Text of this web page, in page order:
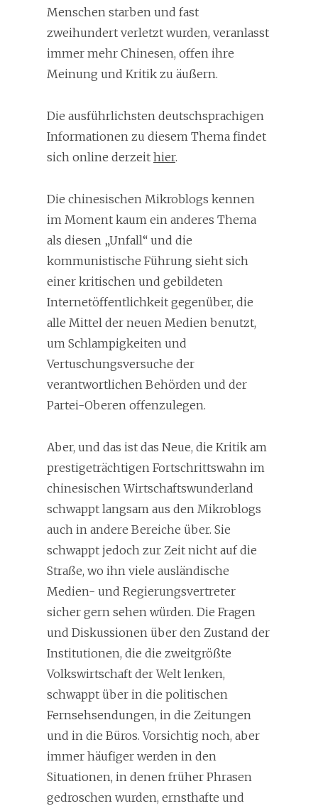
Menschen starben und fast
zweihundert verletzt wurden, veranlasst
immer mehr Chinesen, offen ihre
Meinung und Kritik zu äußern.
Die ausführlichsten deutschsprachigen
Informationen zu diesem Thema findet
sich online derzeit hier.
Die chinesischen Mikroblogs kennen
im Moment kaum ein anderes Thema
als diesen „Unfall“ und die
kommunistische Führung sieht sich
einer kritischen und gebildeten
Internetöffentlichkeit gegenüber, die
alle Mittel der neuen Medien benutzt,
um Schlampigkeiten und
Vertuschungsversuche der
verantwortlichen Behörden und der
Partei-Oberen offenzulegen.
Aber, und das ist das Neue, die Kritik am
prestigeträchtigen Fortschrittswahn im
chinesischen Wirtschaftswunderland
schwappt langsam aus den Mikroblogs
auch in andere Bereiche über. Sie
schwappt jedoch zur Zeit nicht auf die
Straße, wo ihn viele ausländische
Medien- und Regierungsvertreter
sicher gern sehen würden. Die Fragen
und Diskussionen über den Zustand der
Institutionen, die die zweitgrößte
Volkswirtschaft der Welt lenken,
schwappt über in die politischen
Fernsehsendungen, in die Zeitungen
und in die Büros. Vorsichtig noch, aber
immer häufiger werden in den
Situationen, in denen früher Phrasen
gedroschen wurden, ernsthafte und